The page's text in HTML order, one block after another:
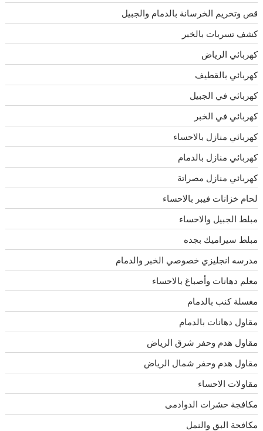
قص وتخريم الخرسانة بالدمام والجبيل
كشف تسربات بالخبر
كهربائي الرياض
كهربائي بالقطيف
كهربائي في الجبيل
كهربائي في الخبر
كهربائي منازل بالاحساء
كهربائي منازل بالدمام
كهربائي منازل مصراتة
لحام خزانات فيبر بالاحساء
مبلط الجبيل والاحساء
مبلط سيراميك بجده
مدرسه انجليزي خصوصي الخبر والدمام
معلم دهانات وأصباغ بالاحساء
مغسلة كنب بالدمام
مقاول دهانات بالدمام
مقاول هدم وحفر شرق الرياض
مقاول هدم وحفر شمال الرياض
مقاولات الاحساء
مكافجة حشرات الدوادمى
مكافحة البق والنمل